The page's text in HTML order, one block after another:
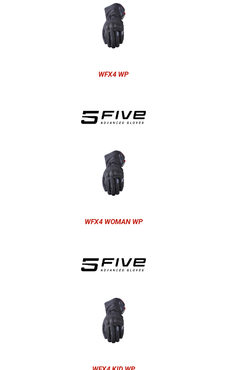
WFX4 WP
WFX4 WOMAN WP